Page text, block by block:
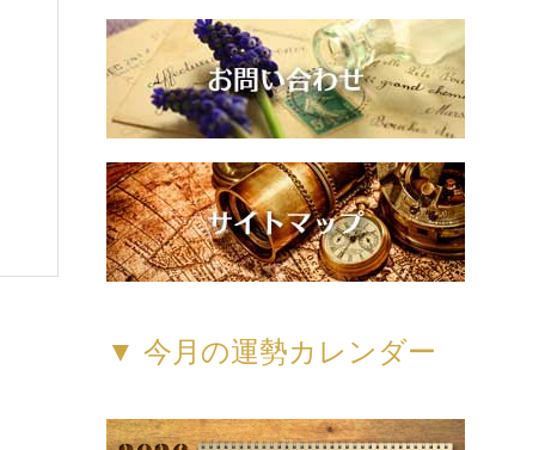
▼ 今月の運勢カレンダー